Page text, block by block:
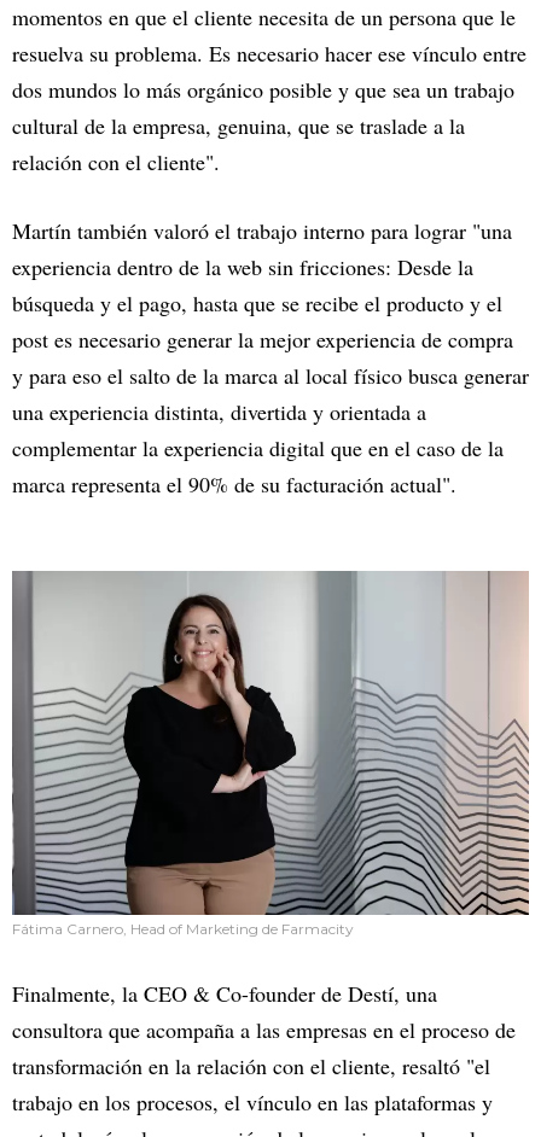
momentos en que el cliente necesita de un persona que le
resuelva su problema. Es necesario hacer ese vínculo entre
dos mundos lo más orgánico posible y que sea un trabajo
cultural de la empresa, genuina, que se traslade a la
relación con el cliente".
Martín también valoró el trabajo interno para lograr "una
experiencia dentro de la web sin fricciones: Desde la
búsqueda y el pago, hasta que se recibe el producto y el
post es necesario generar la mejor experiencia de compra
y para eso el salto de la marca al local físico busca generar
una experiencia distinta, divertida y orientada a
complementar la experiencia digital que en el caso de la
marca representa el 90% de su facturación actual".
Fátima Carnero, Head of Marketing de Farmacity
Finalmente, la CEO & Co-founder de Destí, una
consultora que acompaña a las empresas en el proceso de
transformación en la relación con el cliente, resaltó "el
trabajo en los procesos, el vínculo en las plataformas y